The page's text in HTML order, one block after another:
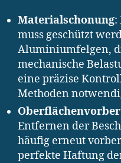
Materialschonung:
muss geschützt
Aluminiumfelgen,
mechanische
eine präzise
Methoden
Entfernen der
häufig erneut
perfekte Haftung